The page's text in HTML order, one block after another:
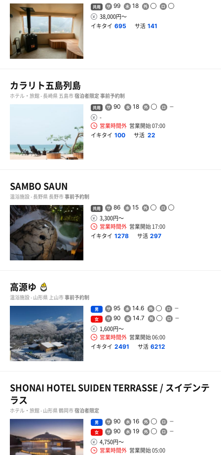
共用 99 18
38,000円〜
イキタイ 695 サ活 141
カラリト五島列島
ホテル・旅館 - 長崎県 五島市宿泊者限定事前予約制
共用 90 18
-
営業時間外 営業開始 07:00
イキタイ 100 サ活 22
SAMBO SAUN
温浴施設 - 長野県 長野市事前予約制
共用 86 15
3,300円〜
営業時間外 営業開始 17:00
イキタイ 1278 サ活 297
高源ゆ
温浴施設 - 山形県 上山市事前予約制
男 95 14.6
女 90 14.7
1,600円〜
営業時間外 営業開始 06:00
イキタイ 2491 サ活 6212
SHONAI HOTEL SUIDEN TERRASSE / スイデンテ
ラス
ホテル・旅館 - 山形県 鶴岡市宿泊者限定
男 90 16
女 90 19
4,750円〜
営業時間外 営業開始 05:00